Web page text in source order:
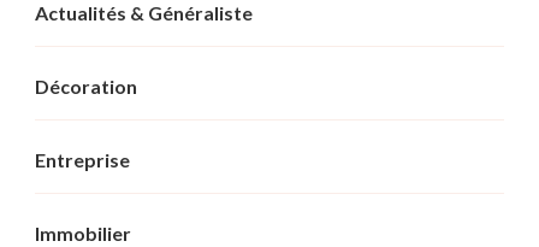
Actualités & Généraliste
Décoration
Entreprise
Immobilier